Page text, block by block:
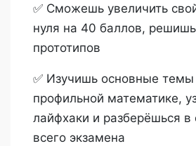
✅ Сможешь увеличить
нуля на 40 баллов,
прототипов
✅ Изучишь основные
профильной математике,
лайфхаки и разберёшься в
всего экзамена